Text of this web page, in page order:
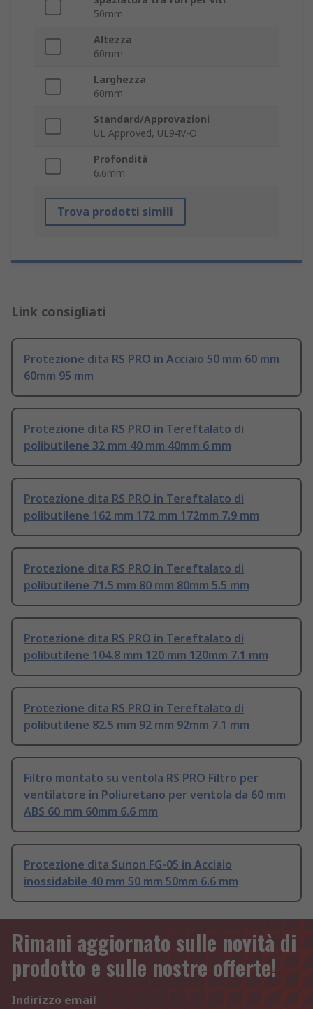
50mm
Altezza
60mm
Larghezza
60mm
Standard/Approvazioni
UL Approved, UL94V-O
Profondità
6.6mm
Trova prodotti simili
Link consigliati
Protezione dita RS PRO in Acciaio 50 mm 60 mm
60mm 95 mm
Protezione dita RS PRO in Tereftalato di
polibutilene 32 mm 40 mm 40mm 6 mm
Protezione dita RS PRO in Tereftalato di
polibutilene 162 mm 172 mm 172mm 7.9 mm
Protezione dita RS PRO in Tereftalato di
polibutilene 71.5 mm 80 mm 80mm 5.5 mm
Protezione dita RS PRO in Tereftalato di
polibutilene 104.8 mm 120 mm 120mm 7.1 mm
Protezione dita RS PRO in Tereftalato di
polibutilene 82.5 mm 92 mm 92mm 7.1 mm
Filtro montato su ventola RS PRO Filtro per
ventilatore in Poliuretano per ventola da 60 mm
ABS 60 mm 60mm 6.6 mm
Protezione dita Sunon FG-05 in Acciaio
inossidabile 40 mm 50 mm 50mm 6.6 mm
Rimani aggiornato sulle novità di
prodotto e sulle nostre offerte!
Indirizzo email